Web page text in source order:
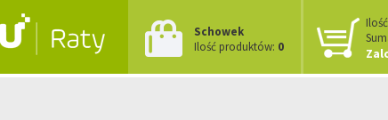
Schowek
Ilość produktów: 0